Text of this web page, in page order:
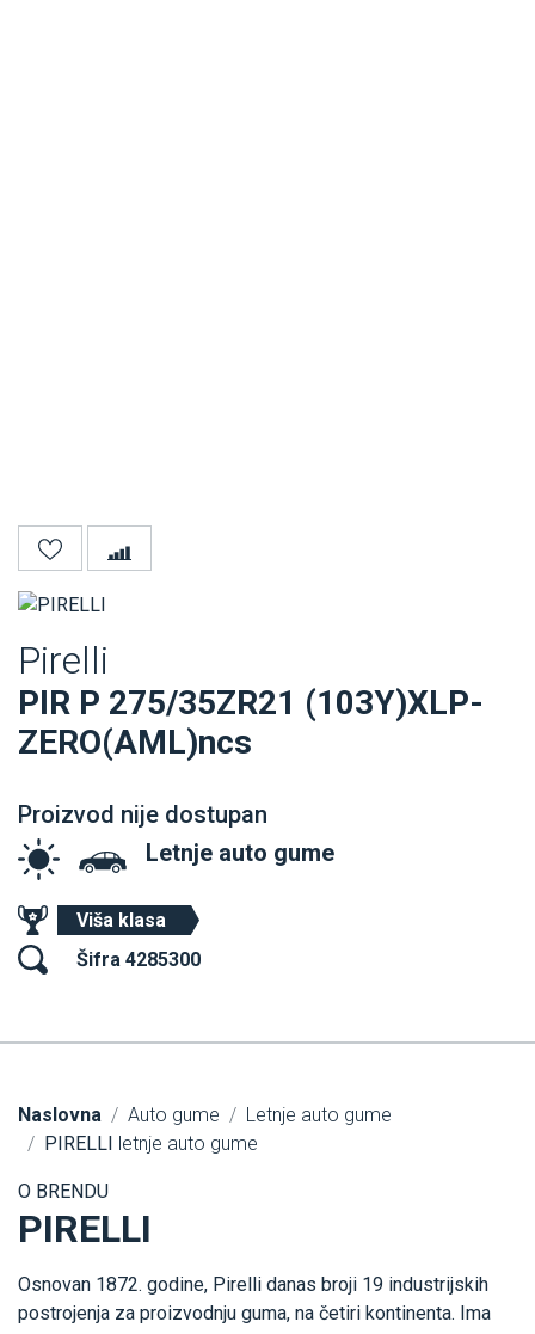
Pirelli
PIR P 275/35ZR21 (103Y)XLP-
ZERO(AML)ncs
Proizvod nije dostupan
Letnje auto gume
Viša klasa
Šifra 4285300
Naslovna Auto gume
Letnje auto gume
PIRELLI
letnje auto gume
O BRENDU
PIRELLI
Osnovan 1872. godine, Pirelli danas broji 19 industrijskih
postrojenja za proizvodnju guma, na četiri kontinenta. Ima